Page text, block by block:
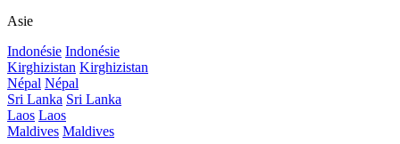
Asie
Indonésie Indonésie
Kirghizistan Kirghizistan
Népal Népal
Sri Lanka Sri Lanka
Laos Laos
Maldives Maldives